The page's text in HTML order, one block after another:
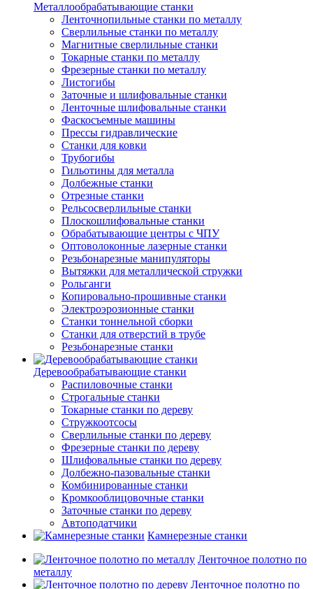
Металлообрабатывающие станки
Ленточнопильные станки по металлу
Сверлильные станки по металлу
Магнитные сверлильные станки
Токарные станки по металлу
Фрезерные станки по металлу
Листогибы
Заточные и шлифовальные станки
Ленточные шлифовальные станки
Фаскосъемные машины
Прессы гидравлические
Станки для ковки
Трубогибы
Гильотины для металла
Долбежные станки
Отрезные станки
Рельсосверлильные станки
Плоскошлифовальные станки
Обрабатывающие центры с ЧПУ
Оптоволоконные лазерные станки
Резьбонарезные манипуляторы
Вытяжки для металлической стружки
Рольганги
Копировально-прошивные станки
Электроэрозионные станки
Станки тоннельной сборки
Станки для отверстий в трубе
Резьбонарезные станки
Деревообрабатывающие станки
Распиловочные станки
Строгальные станки
Токарные станки по дереву
Стружкоотсосы
Сверлильные станки по дереву
Фрезерные станки по дереву
Шлифовальные станки по дереву
Долбежно-пазовальные станки
Комбинированные станки
Кромкооблицовочные станки
Заточные станки по дереву
Автоподатчики
Камнерезные станки
Ленточное полотно по
металлу
Ленточное полотно по